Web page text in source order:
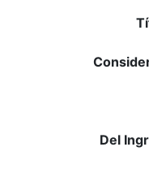
Del